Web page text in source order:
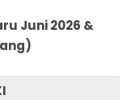
Juni 2026 &